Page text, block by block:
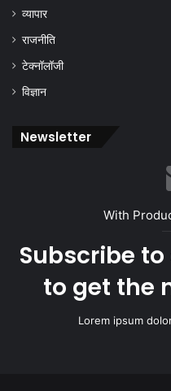
व्यापार
राजनीति
टेक्नॉलॉजी
विज्ञान
Newsletter
With
Subscribe
to get the
Lorem ipsum